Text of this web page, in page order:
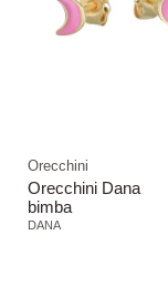
Orecchini
Orecchini Dana
bimba
ORBFC20OGSP
DANA